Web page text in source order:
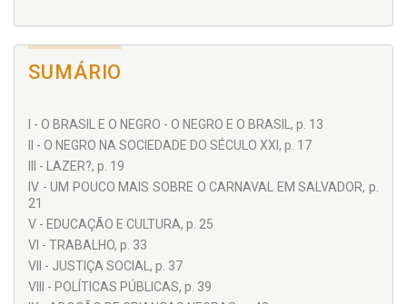
SUMÁRIO
I - O BRASIL E O NEGRO - O NEGRO E O BRASIL, p. 13
II - O NEGRO NA SOCIEDADE DO SÉCULO XXI, p. 17
III - LAZER?, p. 19
IV - UM POUCO MAIS SOBRE O CARNAVAL EM SALVADOR, p.
21
V - EDUCAÇÃO E CULTURA, p. 25
VI - TRABALHO, p. 33
VII - JUSTIÇA SOCIAL, p. 37
VIII - POLÍTICAS PÚBLICAS, p. 39